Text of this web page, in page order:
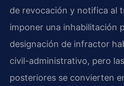
de revocación y notifica al
imponer una inhabilitación
designación de infractor
civil-administrativo, pero
posteriores se convierten